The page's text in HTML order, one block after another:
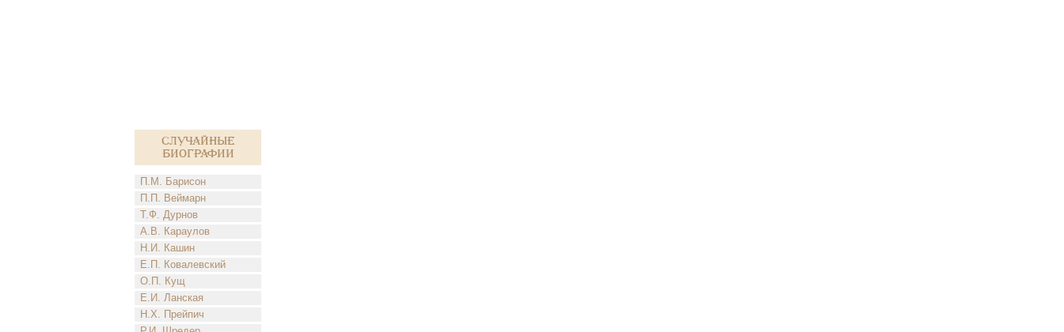
Случайные
биографии
П.М. Барисон
П.П. Веймарн
Т.Ф. Дурнов
А.В. Караулов
Н.И. Кашин
Е.П. Ковалевский
О.П. Кущ
Е.И. Ланская
Н.Х. Прейпич